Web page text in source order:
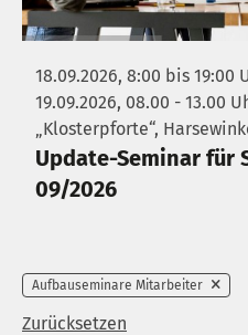
18.09.2026, 8:00 bis 19:00
19.09.2026, 08.00 - 13.00
„Klosterpforte“,
Update-Seminar für
09/2026
Aufbauseminare Mitarbeiter
Zurücksetzen